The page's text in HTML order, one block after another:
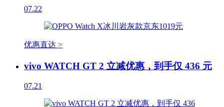
07.22
优惠直达 >
vivo WATCH GT 2 立减优惠，到手仅 436 元
07.21